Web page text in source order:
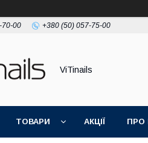
70-00 +380 (50) 057-75-00
ViTinails
ТОВАРИ АКЦІЇ ПРО